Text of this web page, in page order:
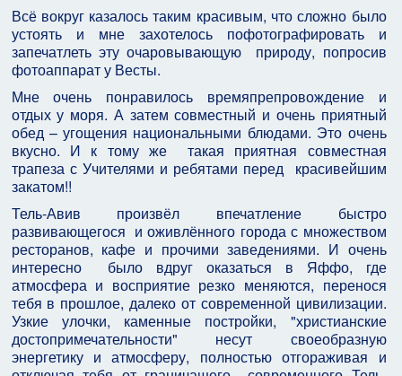
Всё вокруг казалось таким красивым, что сложно было
устоять и мне захотелось пофотографировать и
запечатлеть эту очаровывающую природу, попросив
фотоаппарат у Весты.
Мне очень понравилось времяпрепровождение и
отдых у моря. А затем совместный и очень приятный
обед – угощения национальными блюдами. Это очень
вкусно. И к тому же такая приятная совместная
трапеза с Учителями и ребятами перед красивейшим
закатом!!
Тель-Авив произвёл впечатление быстро
развивающегося и оживлённого города с множеством
ресторанов, кафе и прочими заведениями. И очень
интересно было вдруг оказаться в Яффо, где
атмосфера и восприятие резко меняются, перенося
тебя в прошлое, далеко от современной цивилизации.
Узкие улочки, каменные постройки, "христианские
достопримечательности" несут своеобразную
энергетику и атмосферу, полностью отгораживая и